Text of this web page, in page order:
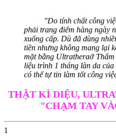
"Do tính chất công
phải trang điểm hàng ngày
xuống cấp. Dù đã dùng
tiền nhưng không mang lại
mặt bằng Ultratheraở
liệu trình 1 tháng làn da
có thể tự tin làm tốt công
THẬT KÌ DIỆU,
"CHẠM TAY
1